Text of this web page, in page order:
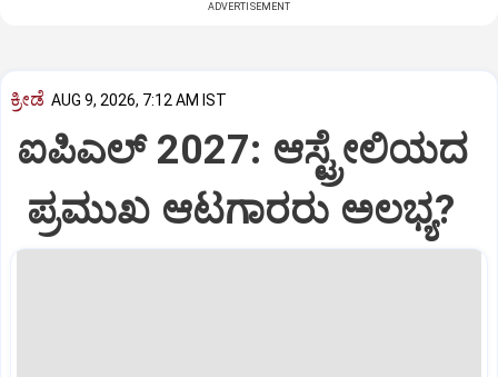
ADVERTISEMENT
ಕ್ರೀಡೆ AUG 9, 2026, 7:12 AM IST
ಐಪಿಎಲ್‌ 2027: ಆಸ್ಟ್ರೇಲಿಯದ
ಪ್ರಮುಖ ಆಟಗಾರರು ಅಲಭ್ಯ?